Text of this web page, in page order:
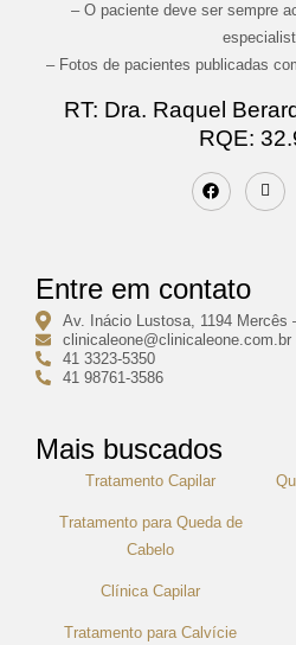
– O paciente deve ser sempre
– Fotos de pacientes publicadas
RT: Dra. Raquel
RQE:
Entre em contato
Av. Inácio Lustosa, 1194 Mercês
clinicaleone@clinicaleone.com.br
41 3323-5350
41 98761-3586
Mais buscados
Tratamento Capilar
Tratamento para Queda de
Cabelo
Clínica Capilar
Tratamento para Calvície